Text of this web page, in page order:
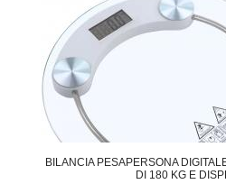
BILANCIA PESAPERSONA
DI 180 KG E